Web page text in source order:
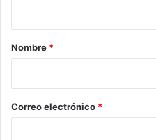
r
*
Nombre *
Correo electrónico *